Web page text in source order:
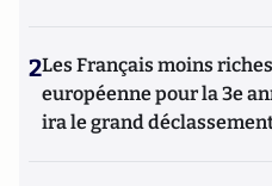
2Les Français moins
européenne pour la 3e
ira le grand